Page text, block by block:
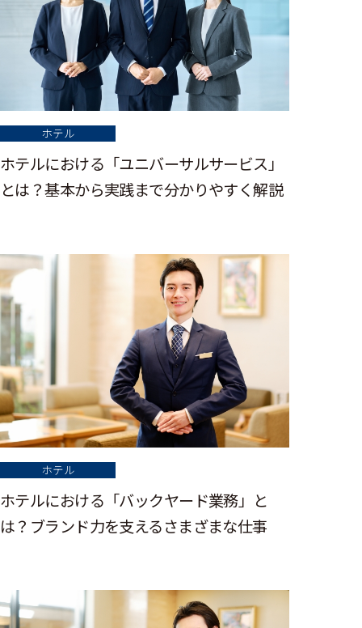
ホテル
ホテルにおける「ユニバーサルサービス」
とは？基本から実践まで分かりやすく解説
ホテル
ホテルにおける「バックヤード業務」と
は？ブランド力を支えるさまざまな仕事